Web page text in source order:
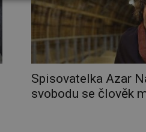
Spisovatelka Azar
svobodu se člověk